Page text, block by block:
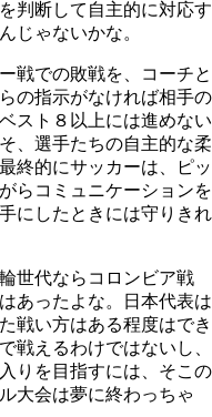
判断して自主的に対応す
じゃないかな。
戦での敗戦を、コーチと
の指示がなければ相手の
スト８以上には進めない
、選手たちの自主的な柔
終的にサッカーは、ピッ
らコミュニケーションを
にしたときには守りきれ
世代ならコロンビア戦
あったよな。日本代表は
戦い方はある程度はでき
戦えるわけではないし、
りを目指すには、そこの
大会は夢に終わっちゃ